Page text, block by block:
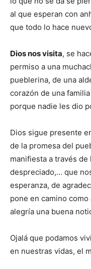
al que esperan con
que todo lo hace
Dios nos visita, se
permiso a una
pueblerina, de una
corazón de una
porque nadie les dio
Dios sigue presente
de la promesa del
manifiesta a través
despreciado,… que
esperanza, de
pone en camino
alegría una buena
Ojalá que podamos
en nuestras vidas, el